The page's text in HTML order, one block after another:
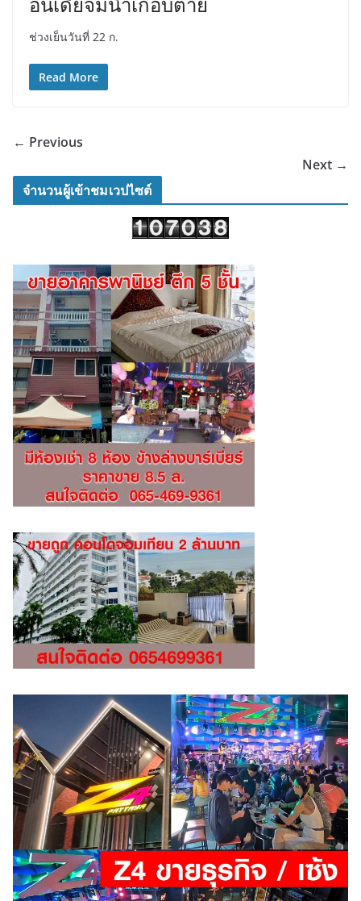
ช่วงเย็นวันที่ 22 ก.
Read More
← Previous
Next →
จำนวนผู้เข้าชมเวปไซต์